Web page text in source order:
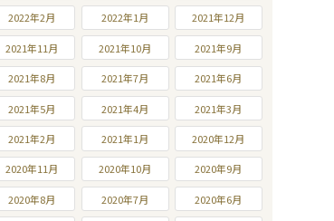
2022年2月 2022年1月 2021年12月
2021年11月 2021年10月 2021年9月
2021年8月 2021年7月 2021年6月
2021年5月 2021年4月 2021年3月
2021年2月 2021年1月 2020年12月
2020年11月 2020年10月 2020年9月
2020年8月 2020年7月 2020年6月